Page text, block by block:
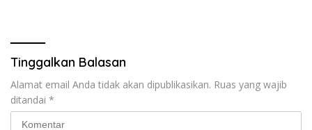
Tinggalkan Balasan
Alamat email Anda tidak akan dipublikasikan. Ruas yang wajib
ditandai *